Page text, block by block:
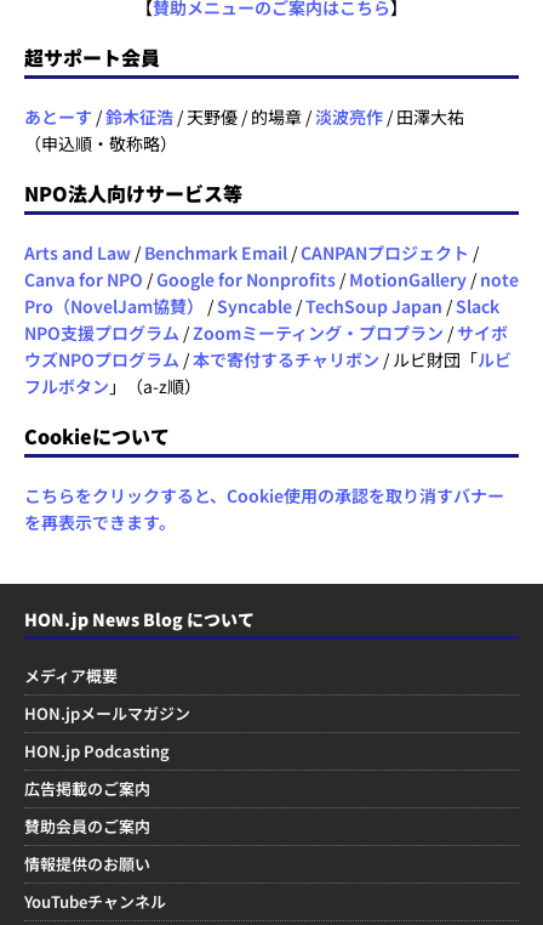
【賛助メニューのご案内はこちら】
超サポート会員
あとーす /鈴木征浩 / 天野優 / 的場章 /淡波亮作 / 田澤大祐
（申込順・敬称略）
NPO法人向けサービス等
Arts and Law / Benchmark Email /CANPANプロジェクト /
Canva for NPO /Google for Nonprofits / MotionGallery / note
Pro（NovelJam協賛）
/Syncable /TechSoup Japan /Slack
NPO支援プログラム /Zoomミーティング・プロプラン /サイボ
ウズNPOプログラム /本で寄付するチャリボン / ルビ財団「ルビ
フルボタン 」（a-z順）
Cookieについて
こちらをクリックすると、Cookie使用の承認を取り消すバナー
を再表示できます。
HON.jp News Blog について
メディア概要
HON.jpメールマガジン
HON.jp Podcasting
広告掲載のご案内
賛助会員のご案内
情報提供のお願い
YouTubeチャンネル